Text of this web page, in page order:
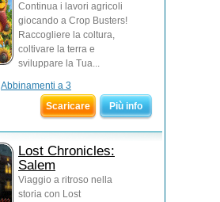
Continua i lavori agricoli
giocando a Crop Busters!
Raccogliere la coltura,
coltivare la terra e
sviluppare la Tua...
Abbinamenti a 3
Scaricare
Più info
Lost Chronicles:
Salem
Viaggio a ritroso nella
storia con Lost